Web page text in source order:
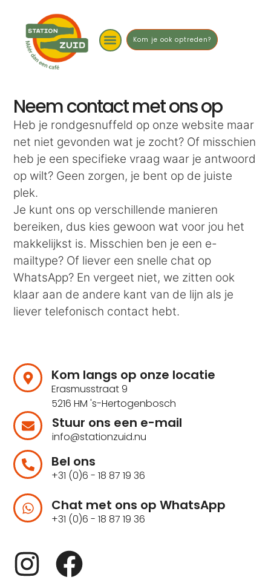
Kom je ook optreden?
Neem contact met ons op
Heb je rondgesnuffeld op onze website maar
net niet gevonden wat je zocht? Of misschien
heb je een specifieke vraag waar je antwoord
op wilt? Geen zorgen, je bent op de juiste
plek.
Je kunt ons op verschillende manieren
bereiken, dus kies gewoon wat voor jou het
makkelijkst is. Misschien ben je een e-
mailtype? Of liever een snelle chat op
WhatsApp? En vergeet niet, we zitten ook
klaar aan de andere kant van de lijn als je
liever telefonisch contact hebt.
Kom langs op onze locatie
Erasmusstraat 9
5216 HM 's-Hertogenbosch
Stuur ons een e-mail
info@stationzuid.nu
Bel ons
+31 (0)6 - 18 87 19 36
Chat met ons op WhatsApp
+31 (0)6 - 18 87 19 36